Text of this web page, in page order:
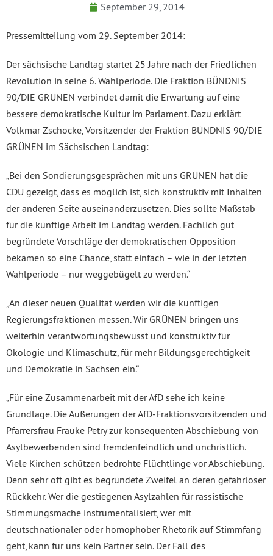
September 29, 2014
Pressemitteilung vom 29. September 2014:
Der sächsische Landtag startet 25 Jahre nach der Friedlichen
Revolution in seine 6. Wahlperiode. Die Fraktion BÜNDNIS
90/DIE GRÜNEN verbindet damit die Erwartung auf eine
bessere demokratische Kultur im Parlament. Dazu erklärt
Volkmar Zschocke, Vorsitzender der Fraktion BÜNDNIS 90/DIE
GRÜNEN im Sächsischen Landtag:
„Bei den Sondierungsgesprächen mit uns GRÜNEN hat die
CDU gezeigt, dass es möglich ist, sich konstruktiv mit Inhalten
der anderen Seite auseinanderzusetzen. Dies sollte Maßstab
für die künftige Arbeit im Landtag werden. Fachlich gut
begründete Vorschläge der demokratischen Opposition
bekämen so eine Chance, statt einfach – wie in der letzten
Wahlperiode – nur weggebügelt zu werden.“
„An dieser neuen Qualität werden wir die künftigen
Regierungsfraktionen messen. Wir GRÜNEN bringen uns
weiterhin verantwortungsbewusst und konstruktiv für
Ökologie und Klimaschutz, für mehr Bildungsgerechtigkeit
und Demokratie in Sachsen ein.“
„Für eine Zusammenarbeit mit der AfD sehe ich keine
Grundlage. Die Äußerungen der AfD-Fraktionsvorsitzenden und
Pfarrersfrau Frauke Petry zur konsequenten Abschiebung von
Asylbewerbenden sind fremdenfeindlich und unchristlich.
Viele Kirchen schützen bedrohte Flüchtlinge vor Abschiebung.
Denn sehr oft gibt es begründete Zweifel an deren gefahrloser
Rückkehr. Wer die gestiegenen Asylzahlen für rassistische
Stimmungsmache instrumentalisiert, wer mit
deutschnationaler oder homophober Rhetorik auf Stimmfang
geht, kann für uns kein Partner sein. Der Fall des